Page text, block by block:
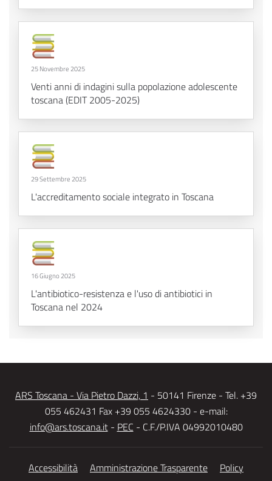
25 Novembre 2025
Venti anni di indagini sulla popolazione adolescente
toscana (EDIT 2005-2025)
29 Settembre 2025
L'accreditamento sociale integrato in Toscana
16 Giugno 2025
L'antibiotico-resistenza e l'uso di antibiotici in
Toscana nel 2024
ARS Toscana - Via Pietro Dazzi, 1 - 50141 Firenze - Tel. +39
055 462431 Fax +39 055 4624330 - e-mail:
info@ars.toscana.it- PEC - C.F./P.IVA 04992010480
Accessibilità Amministrazione Trasparente Policy